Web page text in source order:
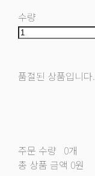
수량
품절된 상품입니다.
주문 수량 0개
총 상품 금액 0원